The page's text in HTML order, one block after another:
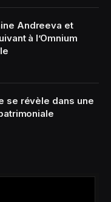
Andreeva et
à l’Omnium
se révèle dans une